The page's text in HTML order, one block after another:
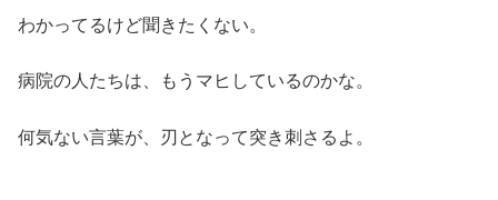
わかってるけど聞きたくない。
病院の人たちは、もうマヒしているのかな。
何気ない言葉が、刃となって突き刺さるよ。